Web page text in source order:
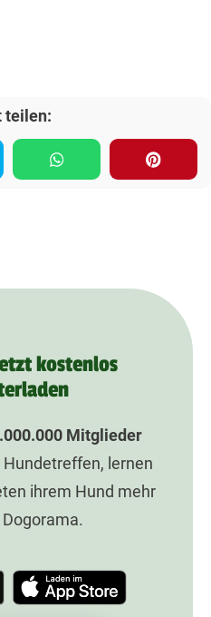
teilen:
kostenlos
Mitglieder
lernen
ihrem Hund mehr